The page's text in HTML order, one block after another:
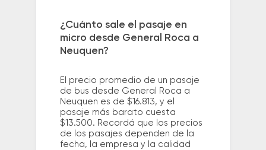
¿Cuánto sale el pasaje en
micro desde General Roca a
Neuquen?
El precio promedio de un pasaje
de bus desde General Roca a
Neuquen es de $16.813, y el
pasaje más barato cuesta
$13.500. Recordá que los precios
de los pasajes dependen de la
fecha, la empresa y la calidad